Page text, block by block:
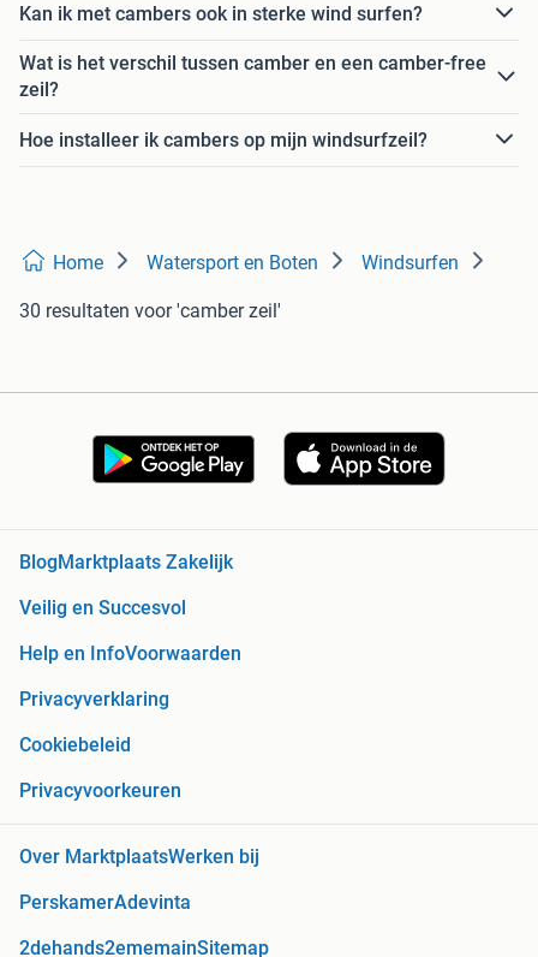
Kan ik met cambers ook in sterke wind surfen?
Wat is het verschil tussen camber en een camber-free
zeil?
Hoe installeer ik cambers op mijn windsurfzeil?
Home Watersport en Boten Windsurfen
30 resultaten voor 'camber zeil'
BlogMarktplaats Zakelijk
Veilig en Succesvol
Help en InfoVoorwaarden
Privacyverklaring
Cookiebeleid
Privacyvoorkeuren
Over MarktplaatsWerken bij
PerskamerAdevinta
2dehands2ememainSitemap